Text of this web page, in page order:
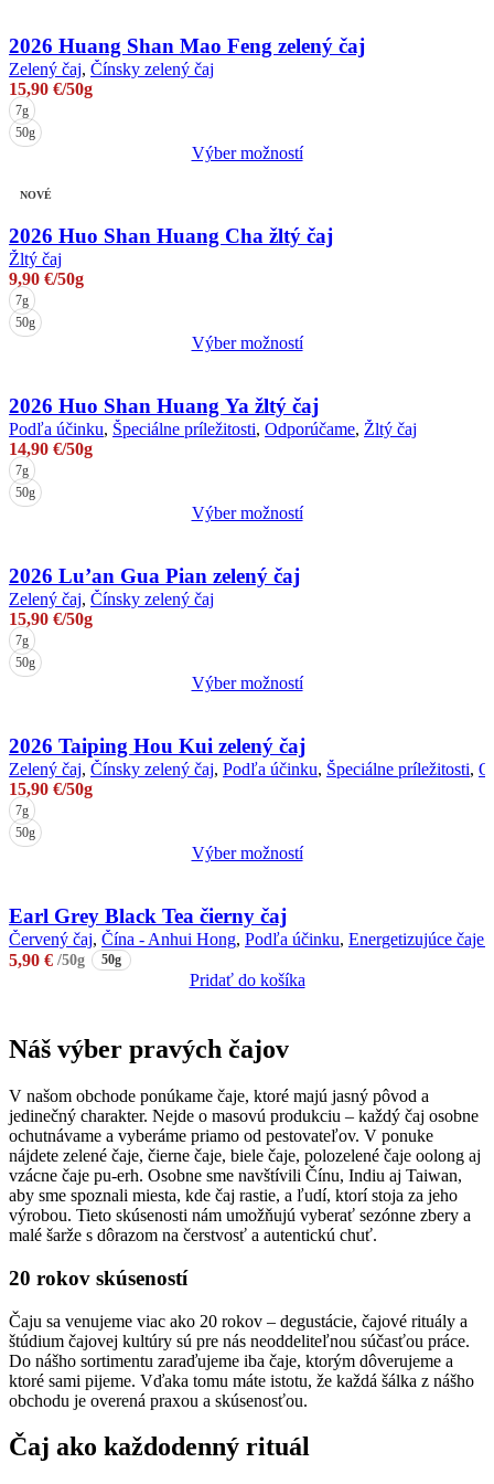
produktu.
má
viacero
variantov.
Možnosti
si
môžete
stránke
2026 Huang Shan Mao Feng zelený čaj
Zelený čaj, Čínsky zelený čaj
15,90 €/50g
7g
50g
Výber možností
produkt
viacero
variantov.
Možnosti
si
môžete
vybrať
NOVÉ
2026 Huo Shan Huang Cha žltý čaj
Žltý čaj
9,90 €/50g
7g
50g
Výber možností
má
viacero
variantov.
Možnosti
si
môžete
produktu.
2026 Huo Shan Huang Ya žltý čaj
Podľa účinku, Špeciálne príležitosti, Odporúčame, Žltý čaj
14,90 €/50g
7g
50g
Výber možností
má
viacero
variantov.
Možnosti
si
môžete
produktu.
2026 Lu’an Gua Pian zelený čaj
Zelený čaj, Čínsky zelený čaj
15,90 €/50g
7g
50g
Výber možností
má
viacero
variantov.
Možnosti
si
môžete
produktu.
2026 Taiping Hou Kui zelený čaj
Zelený čaj, Čínsky zelený čaj, Podľa účinku, Špeciálne príležitosti,
15,90 €/50g
7g
50g
Výber možností
má
viacero
variantov.
Možnosti
na
produktu.
Earl Grey Black Tea čierny čaj
Červený čaj, Čína - Anhui Hong, Podľa účinku, Energetizujúce čaje
5,90 € /50g 50g
Pridať do košíka
Náš výber pravých čajov
V našom obchode ponúkame čaje, ktoré majú jasný pôvod a
jedinečný charakter. Nejde o masovú produkciu – každý čaj osobne
ochutnávame a vyberáme priamo od pestovateľov. V ponuke
nájdete zelené čaje, čierne čaje, biele čaje, polozelené čaje oolong aj
vzácne čaje pu-erh. Osobne sme navštívili Čínu, Indiu aj Taiwan,
aby sme spoznali miesta, kde čaj rastie, a ľudí, ktorí stoja za jeho
výrobou. Tieto skúsenosti nám umožňujú vyberať sezónne zbery a
malé šarže s dôrazom na čerstvosť a autentickú chuť.
20 rokov skúseností
Čaju sa venujeme viac ako 20 rokov – degustácie, čajové rituály a
štúdium čajovej kultúry sú pre nás neoddeliteľnou súčasťou práce.
Do nášho sortimentu zaraďujeme iba čaje, ktorým dôverujeme a
ktoré sami pijeme. Vďaka tomu máte istotu, že každá šálka z nášho
obchodu je overená praxou a skúsenosťou.
Čaj ako každodenný rituál